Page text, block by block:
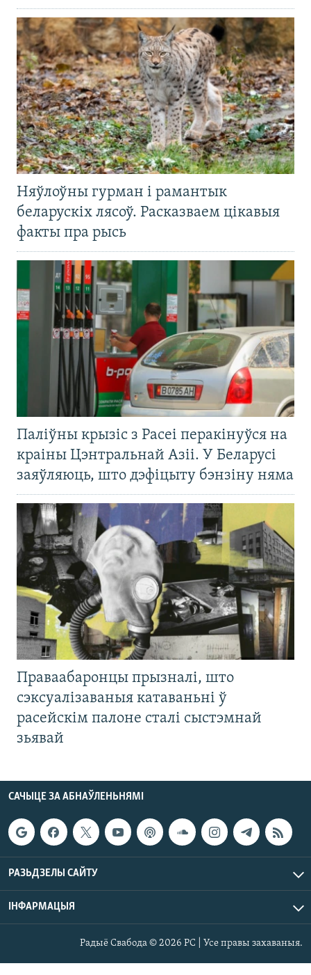
Няўлоўны гурман і рамантык
беларускіх лясоў. Расказваем цікавыя
факты пра рысь
Паліўны крызіс з Расеі перакінуўся на
краіны Цэнтральнай Азіі. У Беларусі
заяўляюць, што дэфіцыту бэнзіну няма
Праваабаронцы прызналі, што
сэксуалізаваныя катаваньні ў
расейскім палоне сталі сыстэмнай
зьявай
САЧЫЦЕ ЗА АБНАЎЛЕНЬНЯМІ
РАЗЬДЗЕЛЫ САЙТУ
ІНФАРМАЦЫЯ
Радыё Свабода © 2026 РС | Усе правы захаваныя.